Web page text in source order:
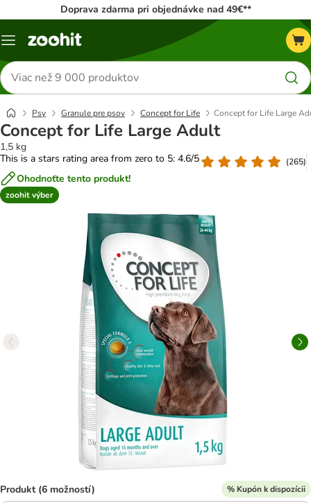
Doprava zdarma pri objednávke nad 49€**
Kategórie
Hľadať
produkty
Psy Granule pre psov Concept for Life Concept for Life Large
Concept for Life Large Adult
1,5 kg
This is a stars rating area from zero to 5: 4.6/5
(265)
Ohodnoťte tento produkt!
zoohit výber
Produkt (6 možností) % Kupón k dispozícii